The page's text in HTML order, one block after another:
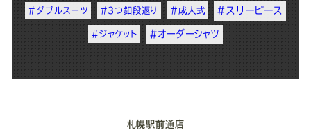
#ダブルスーツ #3つ釦段返り #成人式 #スリーピース
#ジャケット #オーダーシャツ
札幌駅前通店